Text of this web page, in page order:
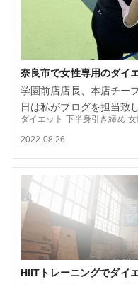
奈良市で女性専用のダイ
学園前店店長、本店チー
日は私がブログを担当致
ダイエット 下半身引き締め
2022.08.26
HIITトレーニングでダイ